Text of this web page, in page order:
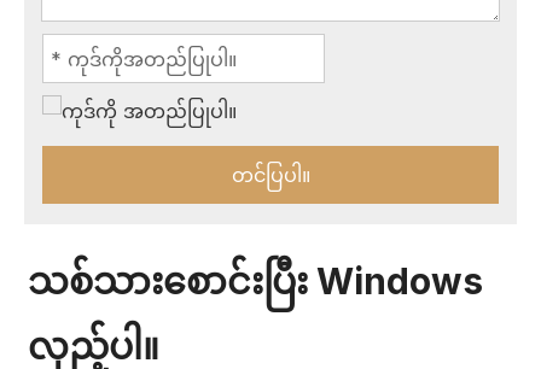
တင်ပြပါ။
သစ်သားစောင်းပြီး Windows
လှည့်ပါ။